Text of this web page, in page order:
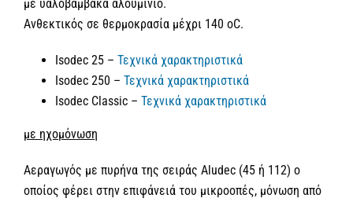
με υαλοβάμβακα αλουμίνιο.
Ανθεκτικός σε θερμοκρασία μέχρι 140 οC.
Isodec 25 – Τεχνικά χαρακτηριστικά
Isodec 250 – Τεχνικά χαρακτηριστικά
Isodec Classic – Τεχνικά χαρακτηριστικά
με ηχομόνωση
Αεραγωγός με πυρήνα της σειράς Aludec (45 ή 112) ο
οποίος φέρει στην επιφάνειά του μικροοπές, μόνωση από